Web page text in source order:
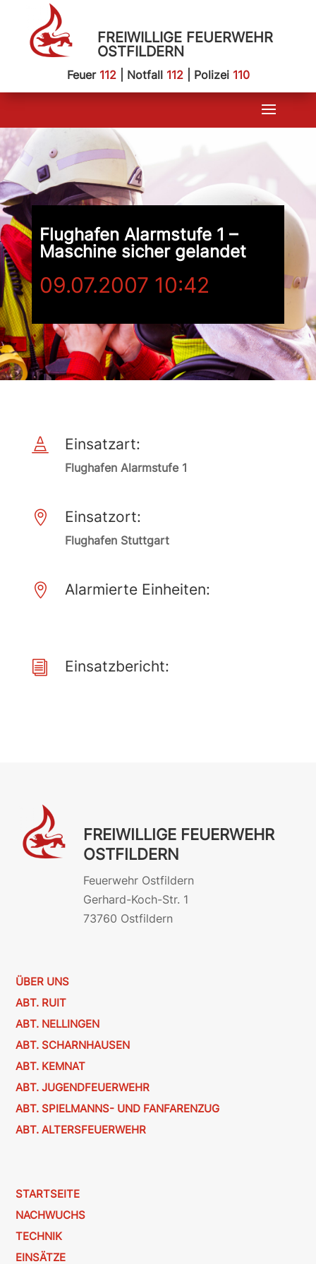
FREIWILLIGE FEUERWEHR
OSTFILDERN
Feuer 112| Notfall 112| Polizei 110
Flughafen Alarmstufe 1 –
Maschine sicher gelandet
09.07.2007 10:42
 Einsatzart:
Flughafen Alarmstufe 1
 Einsatzort:
Flughafen Stuttgart
 Alarmierte Einheiten:
i Einsatzbericht:
FREIWILLIGE FEUERWEHR
OSTFILDERN
Feuerwehr Ostfildern
Gerhard-Koch-Str. 1
73760 Ostfildern
ÜBER UNS
ABT. RUIT
ABT. NELLINGEN
ABT. SCHARNHAUSEN
ABT. KEMNAT
ABT. JUGENDFEUERWEHR
ABT. SPIELMANNS- UND FANFARENZUG
ABT. ALTERSFEUERWEHR
STARTSEITE
NACHWUCHS
TECHNIK
EINSÄTZE